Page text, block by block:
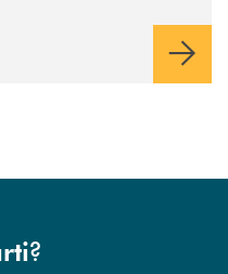
dell’operazione.
?